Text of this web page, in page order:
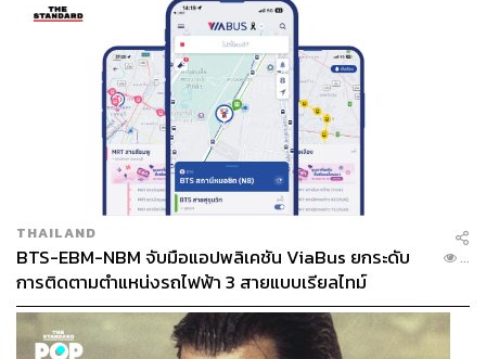
THAILAND
BTS-EBM-NBM จับมือแอปพลิเคชัน ViaBus ยกระดับ
การติดตามตำแหน่งรถไฟฟ้า 3 สายแบบเรียลไทม์
...